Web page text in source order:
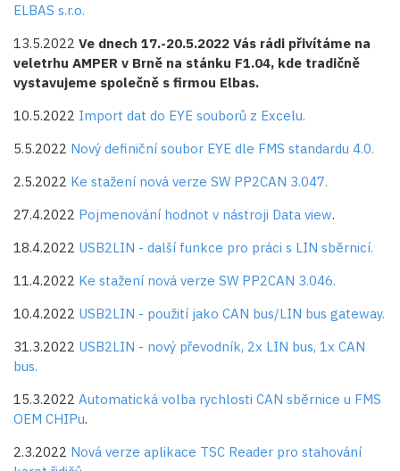
ELBAS s.r.o.
13.5.2022 Ve dnech 17.-20.5.2022 Vás rádi přivítáme na
veletrhu AMPER v Brně na stánku F1.04, kde tradičně
vystavujeme společně s firmou Elbas.
10.5.2022 Import dat do EYE souborů z Excelu.
5.5.2022 Nový definiční soubor EYE dle FMS standardu 4.0.
2.5.2022 Ke stažení nová verze SW PP2CAN 3.047.
27.4.2022 Pojmenování hodnot v nástroji Data view.
18.4.2022 USB2LIN - další funkce pro práci s LIN sběrnicí.
11.4.2022 Ke stažení nová verze SW PP2CAN 3.046.
10.4.2022 USB2LIN - použití jako CAN bus/LIN bus gateway.
31.3.2022 USB2LIN - nový převodník, 2x LIN bus, 1x CAN
bus.
15.3.2022 Automatická volba rychlosti CAN sběrnice u FMS
OEM CHIPu.
2.3.2022 Nová verze aplikace TSC Reader pro stahování